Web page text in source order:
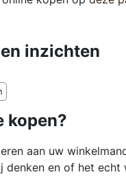
inzichten
kopen?
aan uw
en of het